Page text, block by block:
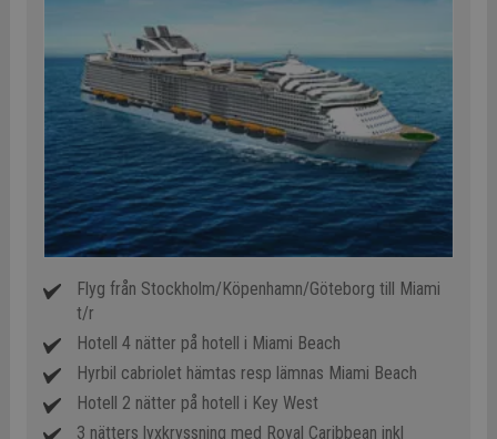
Flyg från Stockholm/Köpenhamn/Göteborg till Miami
t/r
Hotell 4 nätter på hotell i Miami Beach
Hyrbil cabriolet hämtas resp lämnas Miami Beach
Hotell 2 nätter på hotell i Key West
3 nätters lyxkryssning med Royal Caribbean inkl